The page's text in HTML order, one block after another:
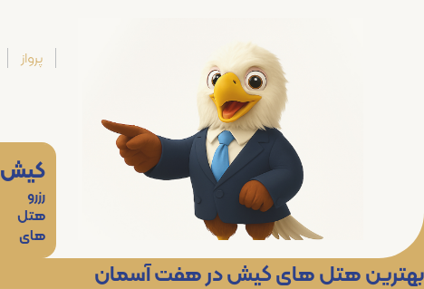
پرواز
کیش
رزرو
هتل
های
بهترین هتل های کیش در هفت آسمان